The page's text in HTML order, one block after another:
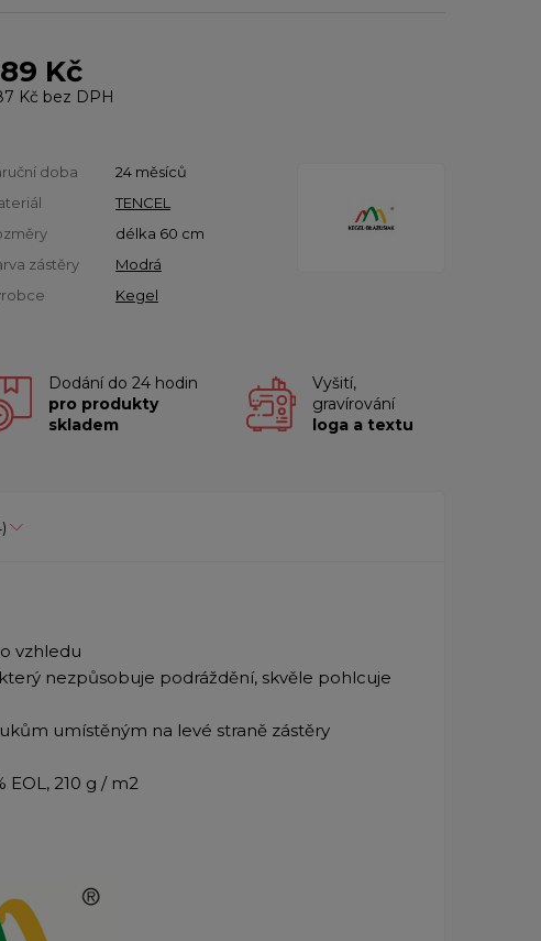
Kč
Kč bez DPH
doba
24 měsíců
TENCEL
délka 60 cm
zástěry
Modrá
Kegel
Dodání do 24 hodin
pro produkty
skladem
Vyšití,
gravírování
loga a textu
vzhledu
nezpůsobuje podráždění, skvěle pohlcuje
umístěným na levé straně zástěry
EOL, 210 g / m2